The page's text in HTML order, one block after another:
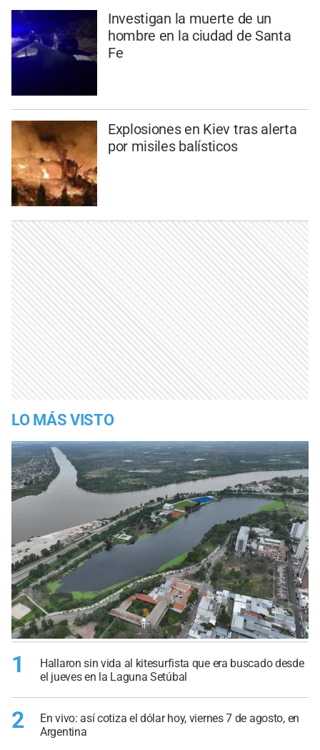
Investigan la muerte de un
hombre en la ciudad de Santa
Fe
Explosiones en Kiev tras alerta
por misiles balísticos
LO MÁS VISTO
1
Hallaron sin vida al kitesurfista que era buscado desde
el jueves en la Laguna Setúbal
2
En vivo: así cotiza el dólar hoy, viernes 7 de agosto, en
Argentina